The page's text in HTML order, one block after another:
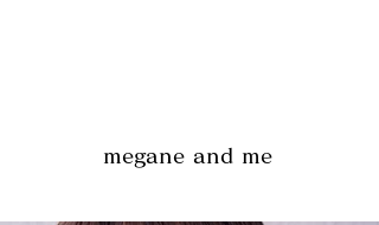
megane and me